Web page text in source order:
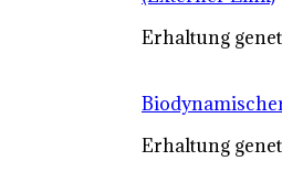
Erhaltung
Erhaltung